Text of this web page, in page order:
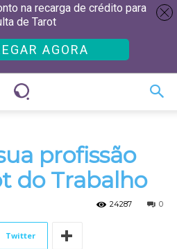
profissão
do Trabalho
0
24287
Twitter
na recarga de crédito para
de Tarot
AGORA